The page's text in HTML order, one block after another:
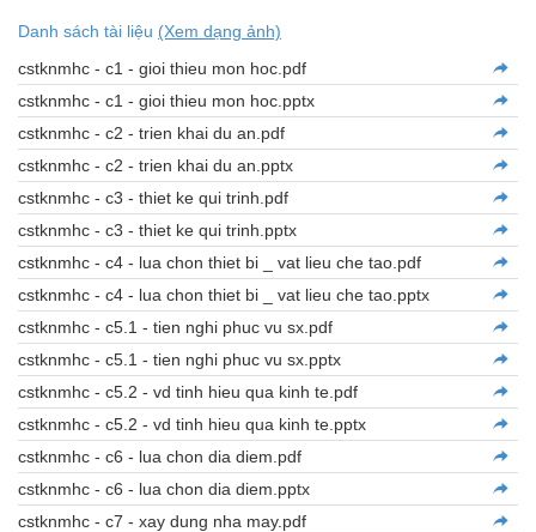
Danh sách tài liệu (Xem dạng ảnh)
cstknmhc - c1 - gioi thieu mon hoc.pdf
cstknmhc - c1 - gioi thieu mon hoc.pptx
cstknmhc - c2 - trien khai du an.pdf
cstknmhc - c2 - trien khai du an.pptx
cstknmhc - c3 - thiet ke qui trinh.pdf
cstknmhc - c3 - thiet ke qui trinh.pptx
cstknmhc - c4 - lua chon thiet bi _ vat lieu che tao.pdf
cstknmhc - c4 - lua chon thiet bi _ vat lieu che tao.pptx
cstknmhc - c5.1 - tien nghi phuc vu sx.pdf
cstknmhc - c5.1 - tien nghi phuc vu sx.pptx
cstknmhc - c5.2 - vd tinh hieu qua kinh te.pdf
cstknmhc - c5.2 - vd tinh hieu qua kinh te.pptx
cstknmhc - c6 - lua chon dia diem.pdf
cstknmhc - c6 - lua chon dia diem.pptx
cstknmhc - c7 - xay dung nha may.pdf